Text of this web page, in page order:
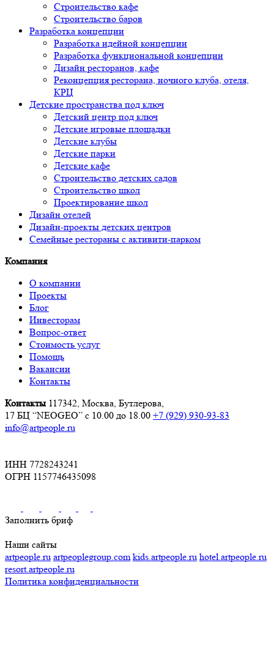
Строительство кафе
Строительство баров
Разработка концепции
Разработка идейной концепции
Разработка функциональной концепции
Дизайн ресторанов, кафе
Реконцепция ресторана, ночного клуба, отеля,
КРЦ
Детские пространства под ключ
Детский центр под ключ
Детские игровые площадки
Детские клубы
Детские парки
Детские кафе
Строительство детских садов
Строительство школ
Проектирование школ
Дизайн отелей
Дизайн-проекты детских центров
Семейные рестораны с активити-парком
Компания
О компании
Проекты
Блог
Инвесторам
Вопрос-ответ
Стоимость услуг
Помощь
Вакансии
Контакты
Контакты 117342, Москва, Бутлерова,
17 БЦ “NEOGEO” с 10.00 до 18.00 +7 (929) 930-93-83
info@artpeople.ru
ИНН 7728243241
ОГРН 1157746435098
Заполнить бриф
Наши сайты
artpeople.ru artpeoplegroup.com kids.artpeople.ru hotel.artpeople.ru
resort.artpeople.ru
Политика конфиденциальности